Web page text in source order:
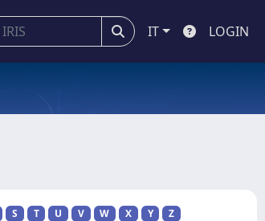
IT LOGIN
S T U V W X Y Z